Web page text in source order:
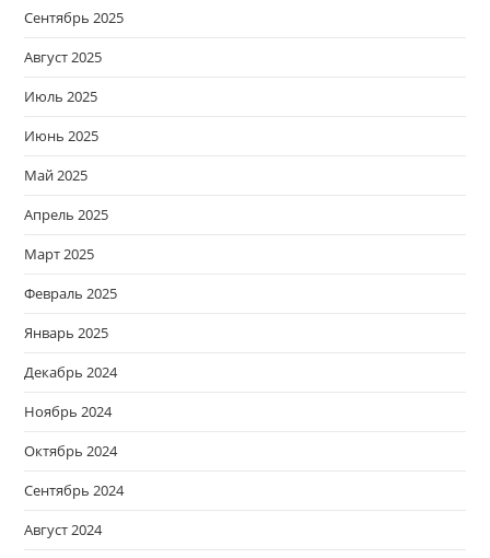
Сентябрь 2025
Август 2025
Июль 2025
Июнь 2025
Май 2025
Апрель 2025
Март 2025
Февраль 2025
Январь 2025
Декабрь 2024
Ноябрь 2024
Октябрь 2024
Сентябрь 2024
Август 2024